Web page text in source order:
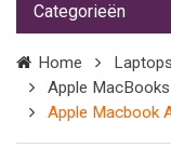
naar
op
zoek?
Categorieën
Home
Laptops
Apple MacBooks
Apple Macbook